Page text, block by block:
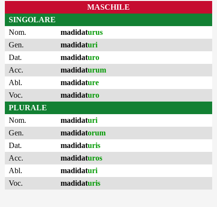
MASCHILE
SINGOLARE
Nom.
madidaturus
Gen.
madidaturi
Dat.
madidaturo
Acc.
madidaturum
Abl.
madidature
Voc.
madidaturo
PLURALE
Nom.
madidaturi
Gen.
madidatorum
Dat.
madidaturis
Acc.
madidaturos
Abl.
madidaturi
Voc.
madidaturis